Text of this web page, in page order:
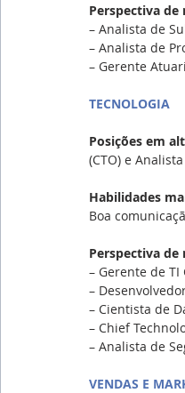
Perspectiva de
– Analista de
– Analista de
– Gerente
TECNOLOGIA
Posições em
(CTO) e
Habilidades
Boa
Perspectiva de
– Gerente de
–
– Cientista de
– Chief
– Analista de
VENDAS E